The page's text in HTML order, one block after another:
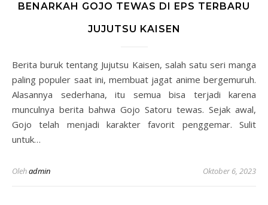
BENARKAH GOJO TEWAS DI EPS TERBARU
JUJUTSU KAISEN
Berita buruk tentang Jujutsu Kaisen, salah satu seri manga
paling populer saat ini, membuat jagat anime bergemuruh.
Alasannya sederhana, itu semua bisa terjadi karena
munculnya berita bahwa Gojo Satoru tewas. Sejak awal,
Gojo telah menjadi karakter favorit penggemar. Sulit
untuk…
Olehadmin Oktober 6, 2023